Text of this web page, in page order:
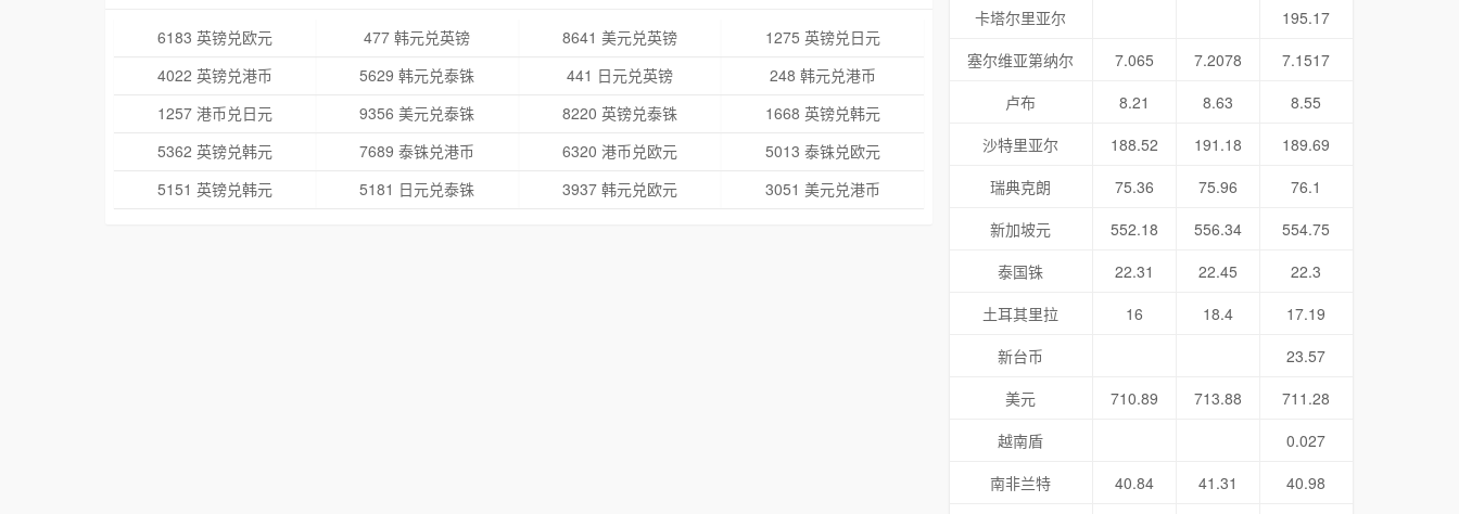
6183 英镑兑欧元 477 韩元兑英镑 8641 美元兑英镑
1275 英镑兑日元
4022 英镑兑港币
5629 韩元兑泰铢 441 日元兑英镑
248 韩元兑港币
1257 港币兑日元
9356 美元兑泰铢 8220 英镑兑泰铢
1668 英镑兑韩元
5362 英镑兑韩元
7689 泰铢兑港币 6320 港币兑欧元
5013 泰铢兑欧元
5151 英镑兑韩元
5181 日元兑泰铢 3937 韩元兑欧元 3051 美元兑港币
卡塔尔里亚尔
195.17
塞尔维亚第纳尔
7.065 7.2078
7.1517
卢布
8.21 8.63
8.55
沙特里亚尔
188.52 191.18
189.69
瑞典克朗
75.36 75.96
76.1
新加坡元
552.18 556.34
554.75
泰国铢
22.31 22.45
22.3
土耳其里拉
16 18.4
17.19
新台币
23.57
美元
710.89 713.88
711.28
越南盾
0.027
南非兰特
40.84 41.31 40.98